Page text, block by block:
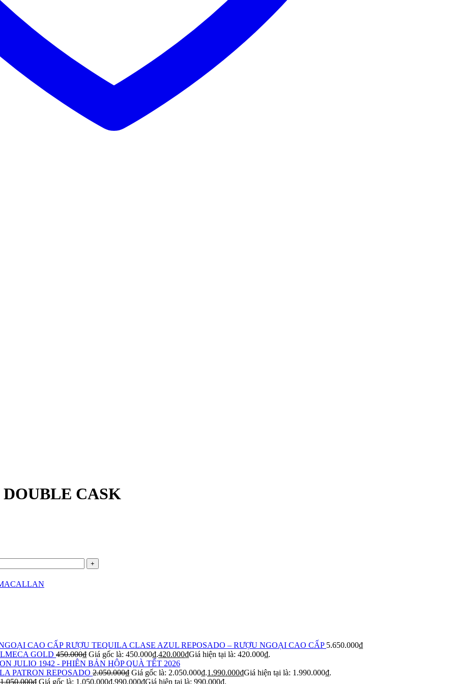
CASK
RƯỢU TEQUILA CLASE AZUL REPOSADO – RƯỢU NGOẠI CAO CẤP 5.650.000₫
GOLD 450.000₫ Giá gốc là: 450.000₫.420.000₫Giá hiện tại là: 420.000₫.
JULIO 1942 - PHIÊN BẢN HỘP QUÀ TẾT 2026
PATRON REPOSADO 2.050.000₫ Giá gốc là: 2.050.000₫.1.990.000₫Giá hiện tại là: 1.990.000₫.
1.050.000₫ Giá gốc là: 1.050.000₫.990.000₫Giá hiện tại là: 990.000₫.